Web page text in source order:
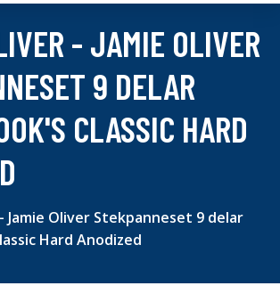
- JAMIE OLIVER
9 DELAR
CLASSIC HARD
Jamie Oliver Stekpanneset 9 delar
Hard Anodized